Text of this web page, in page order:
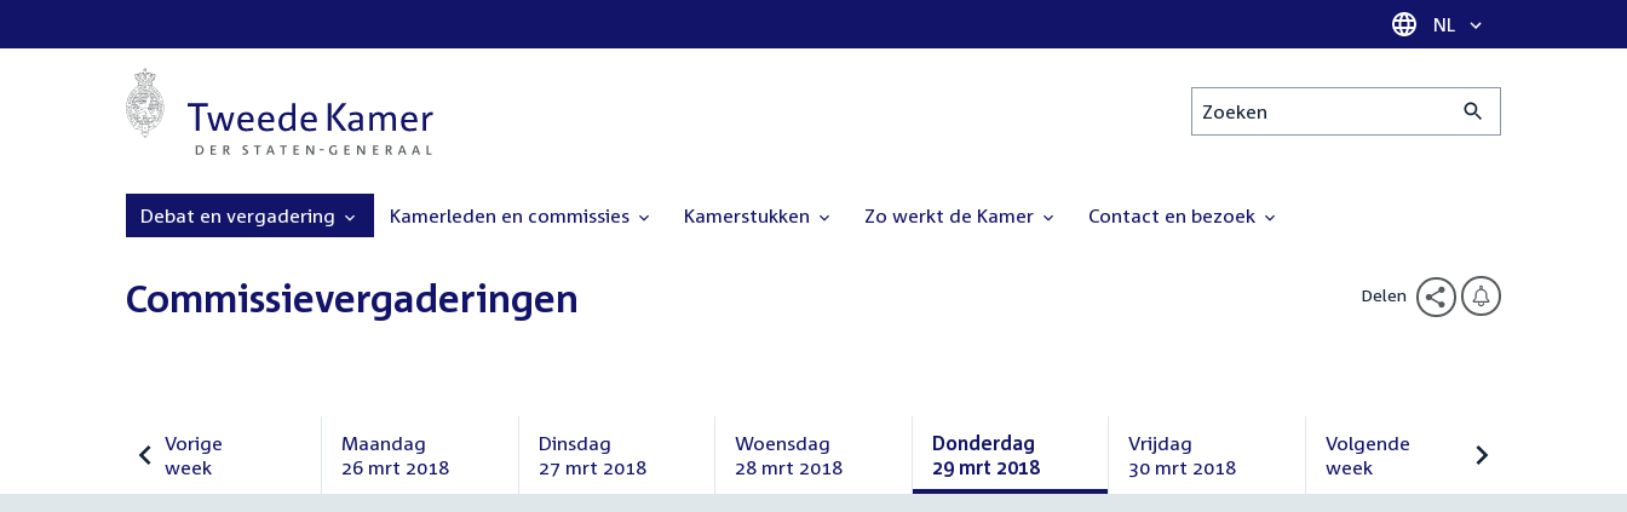
Taal selectie
NL
Zoeken
Debat en vergadering Kamerleden en commissies Kamerstukken Zo werkt de Kamer Contact en bezoek
Commissievergaderingen Delen
Vorige
week
Vorige
Maandag
26 mrt 2018
Maandag
Dinsdag
27 mrt 2018
Dinsdag
Woensdag
28 mrt 2018
Woensdag
Donderdag
29 mrt 2018
Donderdag
Vrijdag
30 mrt 2018
Vrijdag
Volgende
week
Volgende